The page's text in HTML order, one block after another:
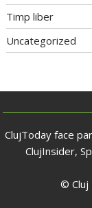
Timp liber
Uncategorized
ClujToday face
ClujInsider,
© Cluj